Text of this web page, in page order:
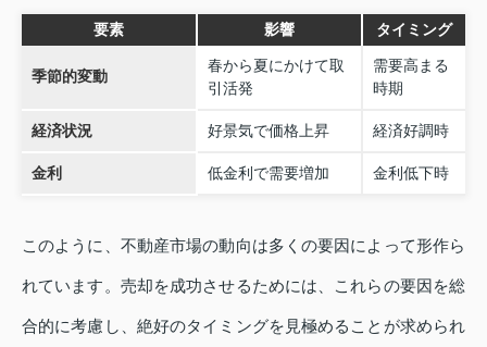
要素 影響 タイミング
季節的変動
春から夏にかけて取
引活発
需要高まる
時期
経済状況 好景気で価格上昇 経済好調時
金利 低金利で需要増加 金利低下時
このように、不動産市場の動向は多くの要因によって形作ら
れています。売却を成功させるためには、これらの要因を総
合的に考慮し、絶好のタイミングを見極めることが求められ